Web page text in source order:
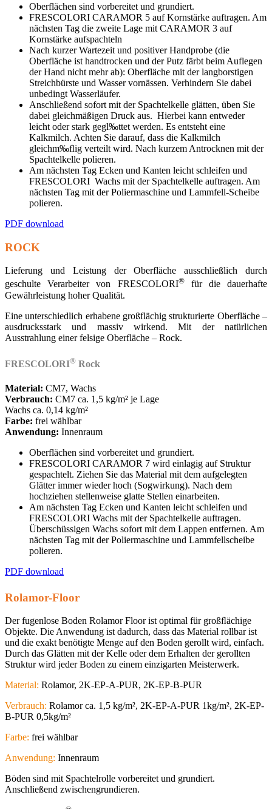
Oberflächen sind vorbereitet und grundiert.
FRESCOLORI CARAMOR 5 auf Kornstärke auftragen. Am
nächsten Tag die zweite Lage mit CARAMOR 3 auf
Kornstärke aufspachteln
Nach kurzer Wartezeit und positiver Handprobe (die
Oberfläche ist handtrocken und der Putz färbt beim Auflegen
der Hand nicht mehr ab): Oberfläche mit der langborstigen
Streichbürste und Wasser vornässen. Verhindern Sie dabei
unbedingt Wasserläufer.
Anschließend sofort mit der Spachtelkelle glätten, üben Sie
dabei gleichmäßigen Druck aus. Hierbei kann entweder
leicht oder stark gegl‰ttet werden. Es entsteht eine
Kalkmilch. Achten Sie darauf, dass die Kalkmilch
gleichm‰ﬂig verteilt wird. Nach kurzem Antrocknen mit der
Spachtelkelle polieren.
Am nächsten Tag Ecken und Kanten leicht schleifen und
FRESCOLORI Wachs mit der Spachtelkelle auftragen. Am
nächsten Tag mit der Poliermaschine und Lammfell-Scheibe
polieren.
PDF download
ROCK
Lieferung und Leistung der Oberfläche ausschließlich durch
geschulte Verarbeiter von FRESCOLORI®für die dauerhafte
Gewährleistung hoher Qualität.
Eine unterschiedlich erhabene großflächig strukturierte Oberfläche –
ausdrucksstark und massiv wirkend. Mit der natürlichen
Ausstrahlung einer felsige Oberfläche – Rock.
FRESCOLORI® Rock
Material: CM7, Wachs
Verbrauch: CM7 ca. 1,5 kg/m² je Lage
Wachs ca. 0,14 kg/m²
Farbe: frei wählbar
Anwendung: Innenraum
Oberflächen sind vorbereitet und grundiert.
FRESCOLORI CARAMOR 7 wird einlagig auf Struktur
gespachtelt. Ziehen Sie das Material mit dem aufgelegten
Glätter immer wieder hoch (Sogwirkung). Nach dem
hochziehen stellenweise glatte Stellen einarbeiten.
Am nächsten Tag Ecken und Kanten leicht schleifen und
FRESCOLORI Wachs mit der Spachtelkelle auftragen.
Überschüssigen Wachs sofort mit dem Lappen entfernen. Am
nächsten Tag mit der Poliermaschine und Lammfellscheibe
polieren.
PDF download
Rolamor-Floor
Der fugenlose Boden Rolamor Floor ist optimal für großﬂächige
Objekte. Die Anwendung ist dadurch, dass das Material rollbar ist
und die exakt benötigte Menge auf den Boden gerollt wird, einfach.
Durch das Glätten mit der Kelle oder dem Erhalten der gerollten
Struktur wird jeder Boden zu einem einzigarten Meisterwerk.
Material: Rolamor, 2K-EP-A-PUR, 2K-EP-B-PUR
Verbrauch: Rolamor ca. 1,5 kg/m², 2K-EP-A-PUR 1kg/m², 2K-EP-
B-PUR 0,5kg/m²
Farbe: frei wählbar
Anwendung: Innenraum
Böden sind mit Spachtelrolle vorbereitet und grundiert.
Anschließend zwischengrundieren.